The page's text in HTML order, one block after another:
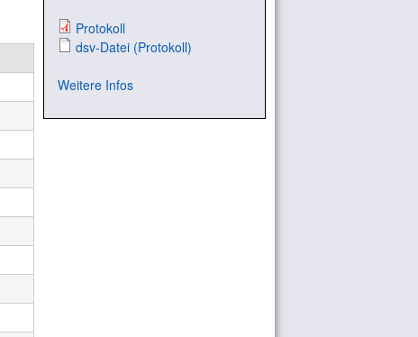
Protokoll
dsv-Datei (Protokoll)
Weitere Infos